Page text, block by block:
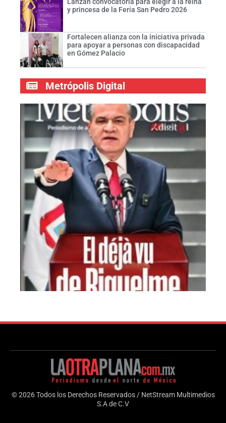
Lanzan convocatoria para elegir a la reina
y princesa de la Feria San Pedro 2026
Fortalecen alianza con la iniciativa privada
para apoyar a personas con discapacidad
en Gómez Palacio
Metrópolis Digital
© 2026 Todos los Derechos Reservados / NetStream Multimedios
S.A de C.V